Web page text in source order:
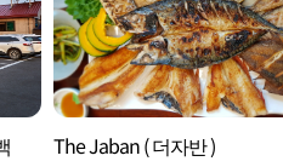
The Jaban ( 더자반 )